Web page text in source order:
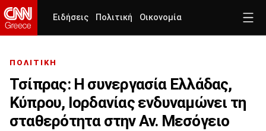
Ειδήσεις Πολιτική Οικονομία
ΠΟΛΙΤΙΚΗ
Τσίπρας: Η συνεργασία Ελλάδας,
Κύπρου, Ιορδανίας ενδυναμώνει τη
σταθερότητα στην Αν. Μεσόγειο